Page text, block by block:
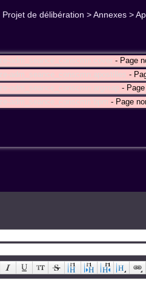
de délibération > Annexes >
adm_seance_conscmn:cover- Page
adm_seance_conscmn:apostilles -
adm_seance_conscmn:argmap -
adm_seance_conscmn:bpm - Page